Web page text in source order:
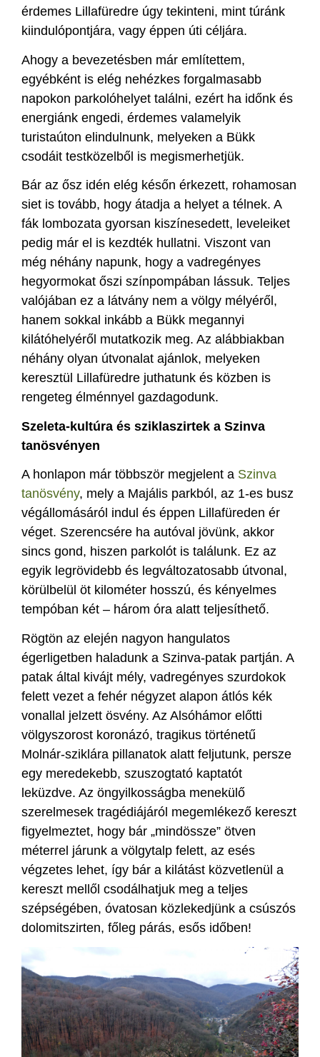
érdemes Lillafüredre úgy tekinteni, mint túránk
kiindulópontjára, vagy éppen úti céljára.
Ahogy a bevezetésben már említettem,
egyébként is elég nehézkes forgalmasabb
napokon parkolóhelyet találni, ezért ha időnk és
energiánk engedi, érdemes valamelyik
turistaúton elindulnunk, melyeken a Bükk
csodáit testközelből is megismerhetjük.
Bár az ősz idén elég későn érkezett, rohamosan
siet is tovább, hogy átadja a helyet a télnek. A
fák lombozata gyorsan kiszínesedett, leveleiket
pedig már el is kezdték hullatni. Viszont van
még néhány napunk, hogy a vadregényes
hegyormokat őszi színpompában lássuk. Teljes
valójában ez a látvány nem a völgy mélyéről,
hanem sokkal inkább a Bükk megannyi
kilátóhelyéről mutatkozik meg. Az alábbiakban
néhány olyan útvonalat ajánlok, melyeken
keresztül Lillafüredre juthatunk és közben is
rengeteg élménnyel gazdagodunk.
Szeleta-kultúra és sziklaszirtek a Szinva
tanösvényen
A honlapon már többször megjelent a Szinva
tanösvény, mely a Majális parkból, az 1-es busz
végállomásáról indul és éppen Lillafüreden ér
véget. Szerencsére ha autóval jövünk, akkor
sincs gond, hiszen parkolót is találunk. Ez az
egyik legrövidebb és legváltozatosabb útvonal,
körülbelül öt kilométer hosszú, és kényelmes
tempóban két – három óra alatt teljesíthető.
Rögtön az elején nagyon hangulatos
égerligetben haladunk a Szinva-patak partján. A
patak által kivájt mély, vadregényes szurdokok
felett vezet a fehér négyzet alapon átlós kék
vonallal jelzett ösvény. Az Alsóhámor előtti
völgyszorost koronázó, tragikus történetű
Molnár-sziklára pillanatok alatt feljutunk, persze
egy meredekebb, szuszogtató kaptatót
leküzdve. Az öngyilkosságba menekülő
szerelmesek tragédiájáról megemlékező kereszt
figyelmeztet, hogy bár „mindössze” ötven
méterrel járunk a völgytalp felett, az esés
végzetes lehet, így bár a kilátást közvetlenül a
kereszt mellől csodálhatjuk meg a teljes
szépségében, óvatosan közlekedjünk a csúszós
dolomitszirten, főleg párás, esős időben!